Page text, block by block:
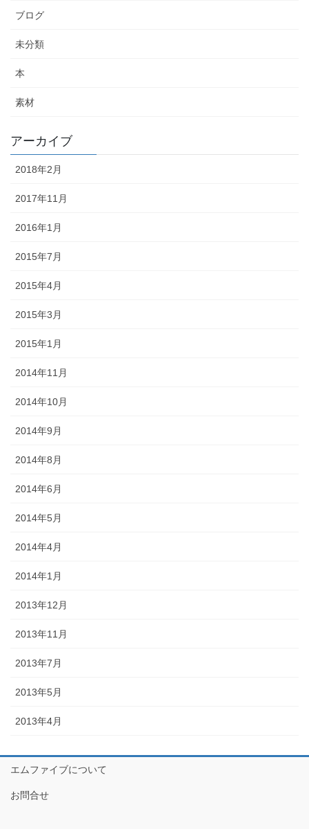
ブログ
未分類
本
素材
アーカイブ
2018年2月
2017年11月
2016年1月
2015年7月
2015年4月
2015年3月
2015年1月
2014年11月
2014年10月
2014年9月
2014年8月
2014年6月
2014年5月
2014年4月
2014年1月
2013年12月
2013年11月
2013年7月
2013年5月
2013年4月
エムファイブについて
お問合せ